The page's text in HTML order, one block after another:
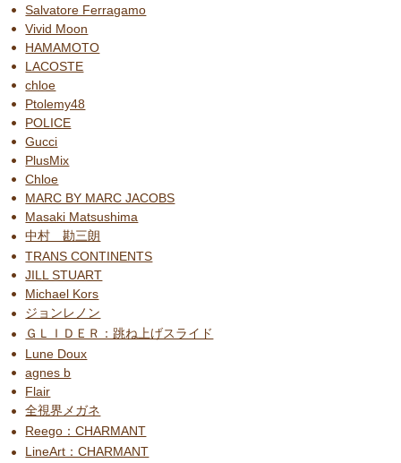
Salvatore Ferragamo
Vivid Moon
HAMAMOTO
LACOSTE
chloe
Ptolemy48
POLICE
Gucci
PlusMix
Chloe
MARC BY MARC JACOBS
Masaki Matsushima
中村 勘三朗
TRANS CONTINENTS
JILL STUART
Michael Kors
ジョンレノン
ＧＬＩＤＥＲ：跳ね上げスライド
Lune Doux
agnes b
Flair
全視界メガネ
Reego：CHARMANT
LineArt：CHARMANT